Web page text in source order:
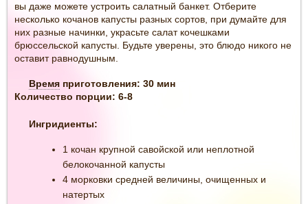
вы даже можете устроить салатный банкет. Отберите
несколько кочанов капусты разных сортов, при думайте для
них разные начинки, украсьте салат кочешками
брюссельской капусты. Будьте уверены, это блюдо никого не
оставит равнодушным.
Время приготовления: 30 мин
Количество порции: 6-8
Ингридиенты:
1 кочан крупной савойской или неплотной
белокочанной капусты
4 морковки средней величины, очищенных и
натертых